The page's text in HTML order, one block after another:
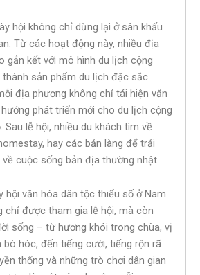
hội không chỉ dừng lại ở sân khấu
Từ các hoạt động này, nhiều địa
gắn kết với mô hình du lịch cộng
sản phẩm du lịch đặc sắc.
địa phương không chỉ tái hiện văn
phát triển mới cho du lịch cộng
Sau lễ hội, nhiều du khách tìm về
hay các bản làng để trải
cuộc sống bản địa thường nhật.
hội văn hóa dân tộc thiểu số ở Nam
chỉ được tham gia lễ hội, mà còn
sống – từ hương khói trong chùa, vị
hóc, đến tiếng cười, tiếng rộn rã
thống và những trò chơi dân gian